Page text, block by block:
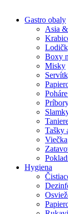
Gastro obaly
Asia
Boxy
Misky
Tašky
Viečka
Hygiena